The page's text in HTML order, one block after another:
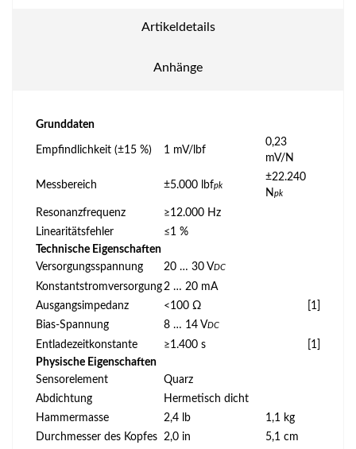
Artikeldetails
Anhänge
Grunddaten
Empfindlichkeit (±15 %) 1 mV/lbf
0,23
mV/N
Messbereich ±5.000 lbfpk
±22.240
Npk
Resonanzfrequenz
≥12.000 Hz
Linearitätsfehler
≤1 %
Technische Eigenschaften
Versorgungsspannung
20 … 30 VDC
Konstantstromversorgung 2 … 20 mA
Ausgangsimpedanz
<100 Ω
[1]
Bias-Spannung
8 … 14 VDC
Entladezeitkonstante ≥1.400 s
[1]
Physische Eigenschaften
Sensorelement
Quarz
Abdichtung
Hermetisch dicht
Hammermasse
2,4 lb
1,1 kg
Durchmesser des Kopfes
2,0 in
5,1 cm